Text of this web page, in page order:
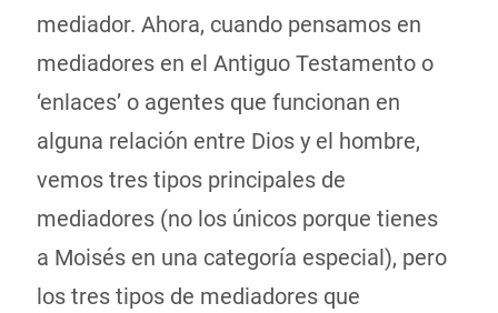
mediador. Ahora, cuando pensamos en
mediadores en el Antiguo Testamento o
‘enlaces’ o agentes que funcionan en
alguna relación entre Dios y el hombre,
vemos tres tipos principales de
mediadores (no los únicos porque tienes
a Moisés en una categoría especial), pero
los tres tipos de mediadores que